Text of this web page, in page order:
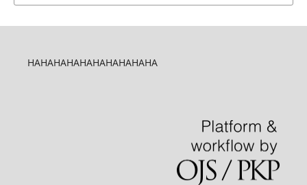
HAHAHAHAHAHAHAHAHAHA